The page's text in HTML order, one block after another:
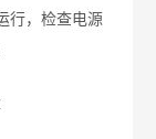
行，检查电源